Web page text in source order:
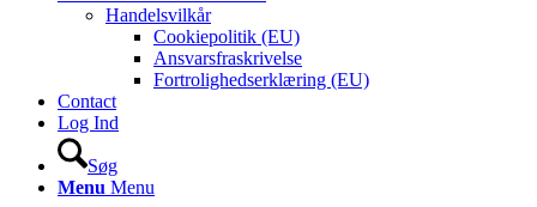
Handelsvilkår
Cookiepolitik (EU)
Ansvarsfraskrivelse
Fortrolighedserklæring (EU)
Contact
Log Ind
Søg
Menu Menu